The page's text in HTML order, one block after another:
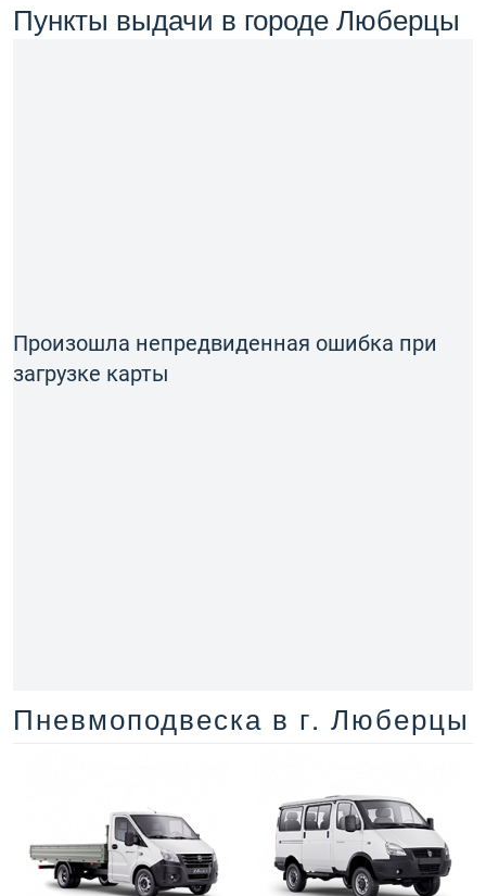
Пункты выдачи в городе Люберцы
Произошла непредвиденная ошибка при
загрузке карты
Пневмоподвеска в г. Люберцы